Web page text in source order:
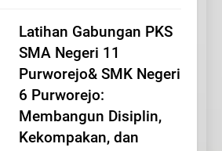
Latihan Gabungan PKS
SMA Negeri 11
Purworejo& SMK Negeri
6 Purworejo:
Membangun Disiplin,
Kekompakan, dan